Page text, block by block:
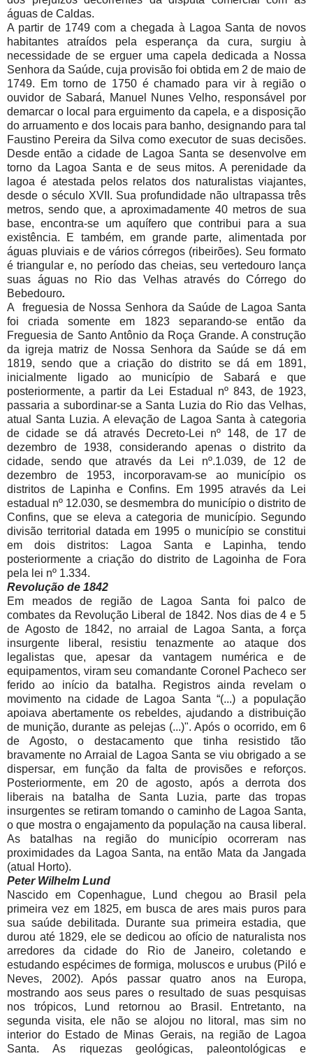
águas de Caldas.
A partir de 1749 com a chegada à Lagoa Santa de novos
habitantes atraídos pela esperança da cura, surgiu à
necessidade de se erguer uma capela dedicada a Nossa
Senhora da Saúde, cuja provisão foi obtida em 2 de maio de
1749. Em torno de 1750 é chamado para vir à região o
ouvidor de Sabará, Manuel Nunes Velho, responsável por
demarcar o local para erguimento da capela, e a disposição
do arruamento e dos locais para banho, designando para tal
Faustino Pereira da Silva como executor de suas decisões.
Desde então a cidade de Lagoa Santa se desenvolve em
torno da Lagoa Santa e de seus mitos. A perenidade da
lagoa é atestada pelos relatos dos naturalistas viajantes,
desde o século XVII. Sua profundidade não ultrapassa três
metros, sendo que, a aproximadamente 40 metros de sua
base, encontra-se um aquífero que contribui para a sua
existência. E também, em grande parte, alimentada por
águas pluviais e de vários córregos (ribeirões). Seu formato
é triangular e, no período das cheias, seu vertedouro lança
suas águas no Rio das Velhas através do Córrego do
Bebedouro.
A freguesia de Nossa Senhora da Saúde de Lagoa Santa
foi criada somente em 1823 separando-se então da
Freguesia de Santo Antônio da Roça Grande. A construção
da igreja matriz de Nossa Senhora da Saúde se dá em
1819, sendo que a criação do distrito se dá em 1891,
inicialmente ligado ao município de Sabará e que
posteriormente, a partir da Lei Estadual nº 843, de 1923,
passaria a subordinar-se a Santa Luzia do Rio das Velhas,
atual Santa Luzia. A elevação de Lagoa Santa à categoria
de cidade se dá através Decreto-Lei nº 148, de 17 de
dezembro de 1938, considerando apenas o distrito da
cidade, sendo que através da Lei nº.1.039, de 12 de
dezembro de 1953, incorporavam-se ao município os
distritos de Lapinha e Confins. Em 1995 através da Lei
estadual nº 12.030, se desmembra do município o distrito de
Confins, que se eleva a categoria de município. Segundo
divisão territorial datada em 1995 o município se constitui
em dois distritos: Lagoa Santa e Lapinha, tendo
posteriormente a criação do distrito de Lagoinha de Fora
pela lei nº 1.334.
Revolução de 1842
Em meados de região de Lagoa Santa foi palco de
combates da Revolução Liberal de 1842. Nos dias de 4 e 5
de Agosto de 1842, no arraial de Lagoa Santa, a força
insurgente liberal, resistiu tenazmente ao ataque dos
legalistas que, apesar da vantagem numérica e de
equipamentos, viram seu comandante Coronel Pacheco ser
ferido ao início da batalha. Registros ainda revelam o
movimento na cidade de Lagoa Santa “(...) a população
apoiava abertamente os rebeldes, ajudando a distribuição
de munição, durante as pelejas (...)". Após o ocorrido, em 6
de Agosto, o destacamento que tinha resistido tão
bravamente no Arraial de Lagoa Santa se viu obrigado a se
dispersar, em função da falta de provisões e reforços.
Posteriormente, em 20 de agosto, após a derrota dos
liberais na batalha de Santa Luzia, parte das tropas
insurgentes se retiram tomando o caminho de Lagoa Santa,
o que mostra o engajamento da população na causa liberal.
As batalhas na região do município ocorreram nas
proximidades da Lagoa Santa, na então Mata da Jangada
(atual Horto).
Peter Wilhelm Lund
Nascido em Copenhague, Lund chegou ao Brasil pela
primeira vez em 1825, em busca de ares mais puros para
sua saúde debilitada. Durante sua primeira estadia, que
durou até 1829, ele se dedicou ao ofício de naturalista nos
arredores da cidade do Rio de Janeiro, coletando e
estudando espécimes de formiga, moluscos e urubus (Piló e
Neves, 2002). Após passar quatro anos na Europa,
mostrando aos seus pares o resultado de suas pesquisas
nos trópicos, Lund retornou ao Brasil. Entretanto, na
segunda visita, ele não se alojou no litoral, mas sim no
interior do Estado de Minas Gerais, na região de Lagoa
Santa. As riquezas geológicas, paleontológicas e